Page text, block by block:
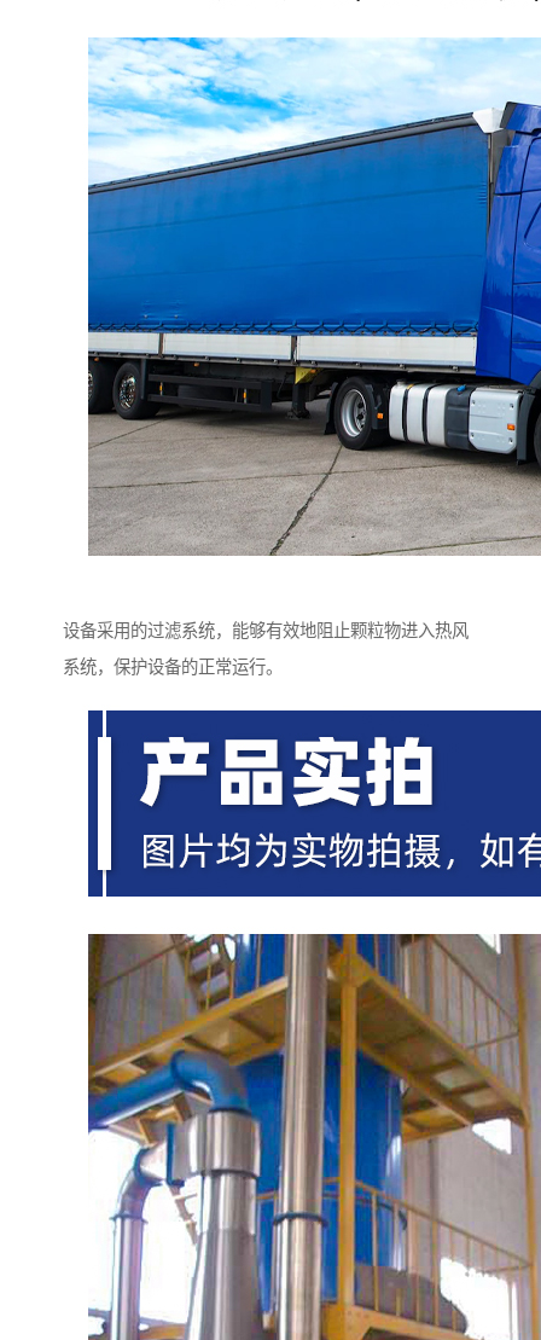
设备采用的过滤系统，能够有效地阻止颗粒物进入热风
系统，保护设备的正常运行。